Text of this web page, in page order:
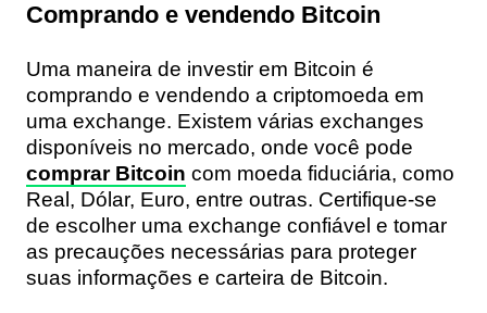
Comprando e vendendo Bitcoin
Uma maneira de investir em Bitcoin é
comprando e vendendo a criptomoeda em
uma exchange. Existem várias exchanges
disponíveis no mercado, onde você pode
comprar Bitcoin com moeda fiduciária, como
Real, Dólar, Euro, entre outras. Certifique-se
de escolher uma exchange confiável e tomar
as precauções necessárias para proteger
suas informações e carteira de Bitcoin.